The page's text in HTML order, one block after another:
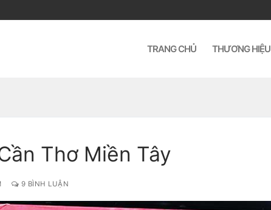
TRANG CHỦ THƯƠNG HIỆU
Thơ Miền Tây
9 BÌNH LUẬN